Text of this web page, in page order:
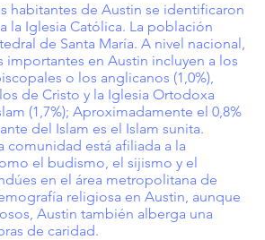
habitantes de Austin se identificaron
la Iglesia Católica. La población
de Santa María. A nivel nacional,
en Austin incluyen a los
o los anglicanos (1,0%),
de Cristo y la Iglesia Ortodoxa
(1,7%); Aproximadamente el 0,8%
del Islam es el Islam sunita.
comunidad está afiliada a la
el budismo, el sijismo y el
en el área metropolitana de
religiosa en Austin, aunque
Austin también alberga una
de caridad.